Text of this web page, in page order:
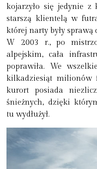
kojarzyło się jedynie z
starszą klientelą w
której narty były sprawą
W 2003 r., po
alpejskim, cała
poprawiła. We
kilkadziesiąt milionów
kurort posiada
śnieżnych, dzięki
tu wydłużył.